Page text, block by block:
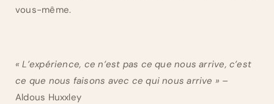
vous-même.
« L’expérience, ce n’est pas ce que nous arrive, c’est
ce que nous faisons avec ce qui nous arrive » –
Aldous Huxxley